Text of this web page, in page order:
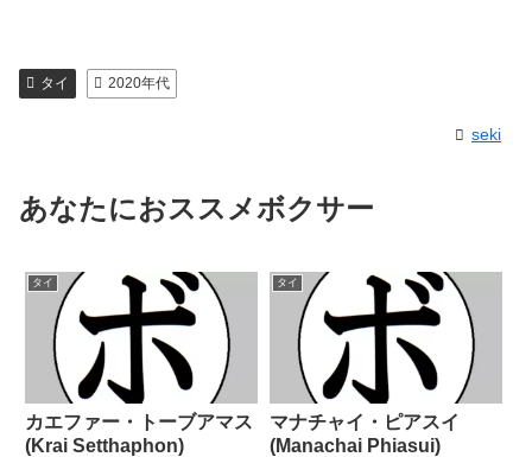
タイ 2020年代
seki
あなたにおススメボクサー
タイ
カエファー・トーブアマス
(Krai Setthaphon)
タイ
マナチャイ・ピアスイ
(Manachai Phiasui)